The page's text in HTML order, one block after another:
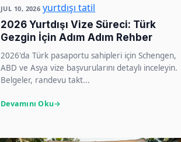
JUL 10, 2026 yurtdışı tatil
2026 Yurtdışı Vize Süreci: Türk
Gezgin İçin Adım Adım Rehber
2026'da Türk pasaportu sahipleri için Schengen,
ABD ve Asya vize başvurularını detaylı inceleyin.
Belgeler, randevu takt...
Devamını Oku